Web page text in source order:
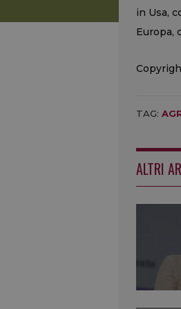
in Usa,
Europa,
TAG:
ALTRI